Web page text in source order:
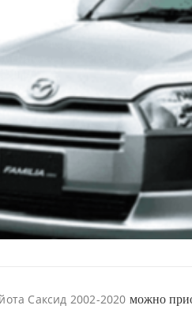
Саксид 2002-2020 можно